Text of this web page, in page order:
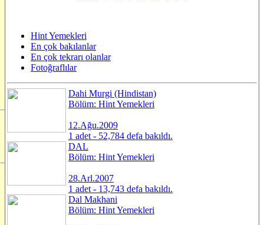
Hint Yemekleri
En çok bakılanlar
En çok tekrarı olanlar
Fotoğraflılar
Dahi Murgi (Hindistan)
Bölüm: Hint Yemekleri
12.Ağu.2009
1 adet - 52,784 defa bakıldı.
DAL
Bölüm: Hint Yemekleri
28.Arl.2007
1 adet - 13,743 defa bakıldı.
Dal Makhani
Bölüm: Hint Yemekleri